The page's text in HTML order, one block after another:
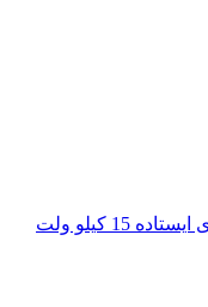
استابلایزر تکفاز سروو موتوری ایستاده 15 کیلو ولت